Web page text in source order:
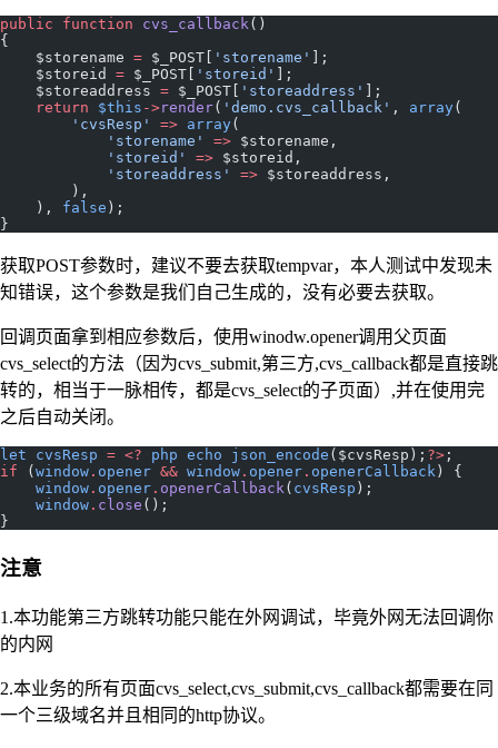
public function cvs_callback()
{
    $storename
= $_POST[ 'storename'
];
    $storeid
= $_POST[ 'storeid'
];
    $storeaddress
= $_POST[ 'storeaddress'
];
    return
$this ->render( 'demo.cvs_callback' , array(
        'cvsResp'
=> array(
            'storename'
=> $storename,
            'storeid'
=> $storeid,
            'storeaddress'
=> $storeaddress,
        ),
    ),
false );
}
获取POST参数时，建议不要去获取tempvar，本人测试中发现未
知错误，这个参数是我们自己生成的，没有必要去获取。
回调页面拿到相应参数后，使用winodw.opener调用父页面
cvs_select的方法（因为cvs_submit,第三方,cvs_callback都是直接跳
转的，相当于一脉相传，都是cvs_select的子页面）,并在使用完
之后自动关闭。
let cvsResp = <? php echo json_encode ($cvsResp); ?> ;
if ( window . opener && window . opener . openerCallback ) {
    window
. opener . openerCallback( cvsResp );
    window
. close ();
}
注意
1.本功能第三方跳转功能只能在外网调试，毕竟外网无法回调你
的内网
2.本业务的所有页面cvs_select,cvs_submit,cvs_callback都需要在同
一个三级域名并且相同的http协议。